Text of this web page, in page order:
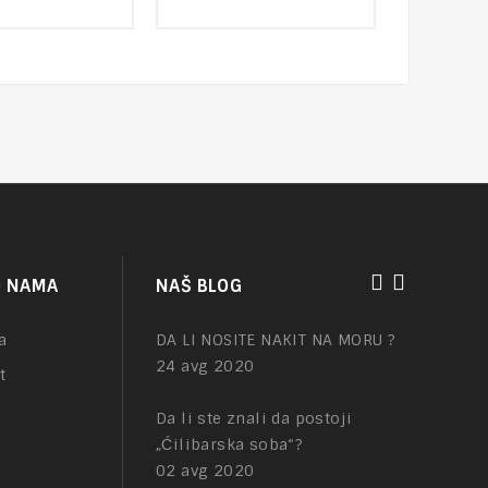
NAMA NAŠ BLOG
01 feb 2021
DA LI NOSITE NAKIT NA MORU ?
24 avg 2020
Da li ste znali da postoji
„Ćilibarska soba“?
02 avg 2020